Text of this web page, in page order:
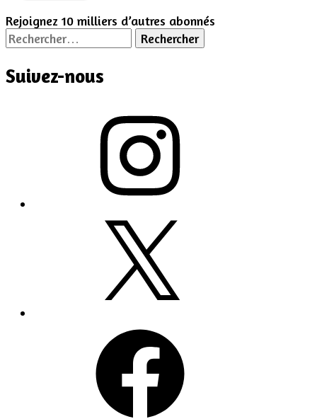
Rejoignez 10 milliers d’autres abonnés
Rechercher :
Suivez-nous